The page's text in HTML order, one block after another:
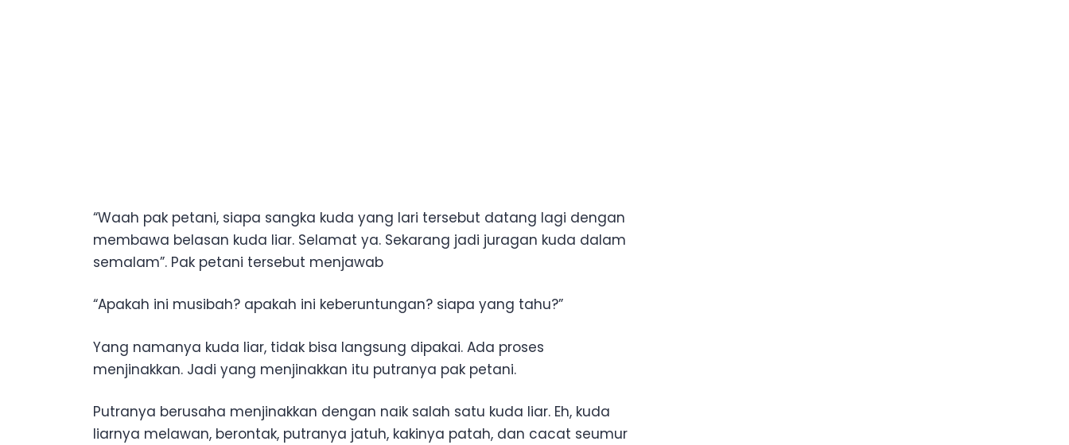
“Waah pak petani, siapa sangka kuda yang lari tersebut datang lagi dengan
membawa belasan kuda liar. Selamat ya. Sekarang jadi juragan kuda dalam
semalam”. Pak petani tersebut menjawab
“Apakah ini musibah? apakah ini keberuntungan? siapa yang tahu?”
Yang namanya kuda liar, tidak bisa langsung dipakai. Ada proses
menjinakkan. Jadi yang menjinakkan itu putranya pak petani.
Putranya berusaha menjinakkan dengan naik salah satu kuda liar. Eh, kuda
liarnya melawan, berontak, putranya jatuh, kakinya patah, dan cacat seumur